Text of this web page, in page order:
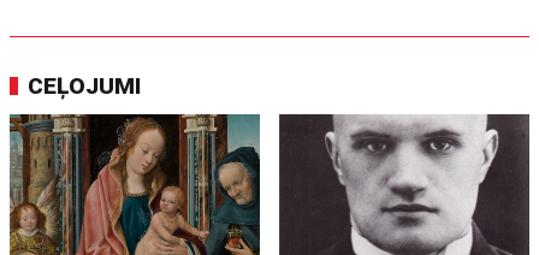
CEĻOJUMI